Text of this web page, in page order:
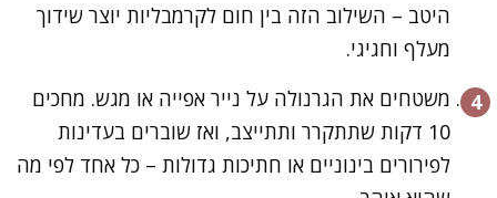
היטב – השילוב הזה בין חום לקרמבליות יוצר שידוך
מעלף וחגיגי.
משטחים את הגרנולה על נייר אפייה או מגש. מחכים
10 דקות שתתקרר ותתייצב, ואז שוברים בעדינות
לפירורים בינוניים או חתיכות גדולות – כל אחד לפי מה